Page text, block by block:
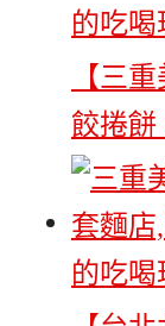
【三
餃捲餅